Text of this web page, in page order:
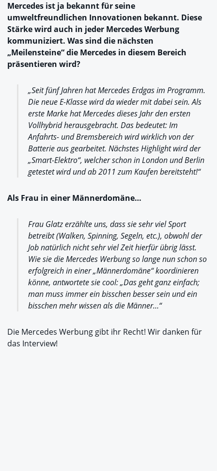
Mercedes ist ja bekannt für seine
umweltfreundlichen Innovationen bekannt. Diese
Stärke wird auch in jeder Mercedes Werbung
kommuniziert. Was sind die nächsten
„Meilensteine“ die Mercedes in diesem Bereich
präsentieren wird?
„Seit fünf Jahren hat Mercedes Erdgas im Programm.
Die neue E-Klasse wird da wieder mit dabei sein. Als
erste Marke hat Mercedes dieses Jahr den ersten
Vollhybrid herausgebracht. Das bedeutet: Im
Anfahrts- und Bremsbereich wird wirklich von der
Batterie aus gearbeitet. Nächstes Highlight wird der
„Smart-Elektro“, welcher schon in London und Berlin
getestet wird und ab 2011 zum Kaufen bereitsteht!“
Als Frau in einer Männerdomäne…
Frau Glatz erzählte uns, dass sie sehr viel Sport
betreibt (Walken, Spinning, Segeln, etc.), obwohl der
Job natürlich nicht sehr viel Zeit hierfür übrig lässt.
Wie sie die Mercedes Werbung so lange nun schon so
erfolgreich in einer „Männerdomäne“ koordinieren
könne, antwortete sie cool: „Das geht ganz einfach;
man muss immer ein bisschen besser sein und ein
bisschen mehr wissen als die Männer…“
Die Mercedes Werbung gibt ihr Recht! Wir danken für
das Interview!